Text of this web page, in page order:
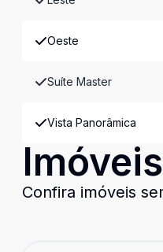
Oeste
Suíte Master
Vista Panorâmica
Confira imóveis